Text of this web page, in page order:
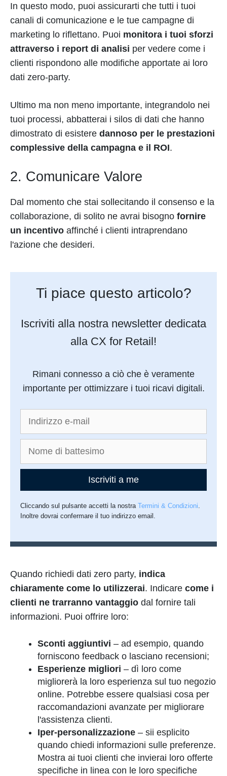
In questo modo, puoi assicurarti che tutti i tuoi
canali di comunicazione e le tue campagne di
marketing lo riflettano. Puoi monitora i tuoi sforzi
attraverso i report di analisi per vedere come i
clienti rispondono alle modifiche apportate ai loro
dati zero-party.
Ultimo ma non meno importante, integrandolo nei
tuoi processi, abbatterai i silos di dati che hanno
dimostrato di esistere dannoso per le prestazioni
complessive della campagna e il ROI.
2. Comunicare Valore
Dal momento che stai sollecitando il consenso e la
collaborazione, di solito ne avrai bisogno fornire
un incentivo affinché i clienti intraprendano
l'azione che desideri.
Ti piace questo articolo?
Iscriviti alla nostra newsletter dedicata
alla CX for Retail!
Rimani connesso a ciò che è veramente
importante per ottimizzare i tuoi ricavi digitali.
Iscriviti a me
Cliccando sul pulsante accetti la nostraTermini & Condizioni
Inoltre dovrai confermare il tuo indirizzo email.
Quando richiedi dati zero party, indica
chiaramente come lo utilizzerai. Indicare come i
clienti ne trarranno vantaggio dal fornire tali
informazioni. Puoi offrire loro:
Sconti aggiuntivi – ad esempio, quando
forniscono feedback o lasciano recensioni;
Esperienze migliori – dì loro come
migliorerà la loro esperienza sul tuo negozio
online. Potrebbe essere qualsiasi cosa per
raccomandazioni avanzate per migliorare
l'assistenza clienti.
Iper-personalizzazione – sii esplicito
quando chiedi informazioni sulle preferenze.
Mostra ai tuoi clienti che invierai loro offerte
specifiche in linea con le loro specifiche